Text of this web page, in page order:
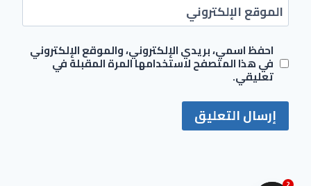
الموقع الإلكتروني
احفظ اسمي، بريدي الإلكتروني، والموقع الإلكتروني
في هذا المتصفح لاستخدامها المرة المقبلة في
تعليقي.